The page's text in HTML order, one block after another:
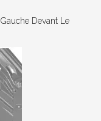
Devant Le